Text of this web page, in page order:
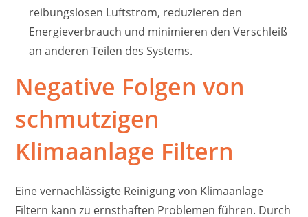
reibungslosen Luftstrom, reduzieren den
Energieverbrauch und minimieren den Verschleiß
an anderen Teilen des Systems.
Negative Folgen von
schmutzigen
Klimaanlage Filtern
Eine vernachlässigte Reinigung von Klimaanlage
Filtern kann zu ernsthaften Problemen führen. Durch